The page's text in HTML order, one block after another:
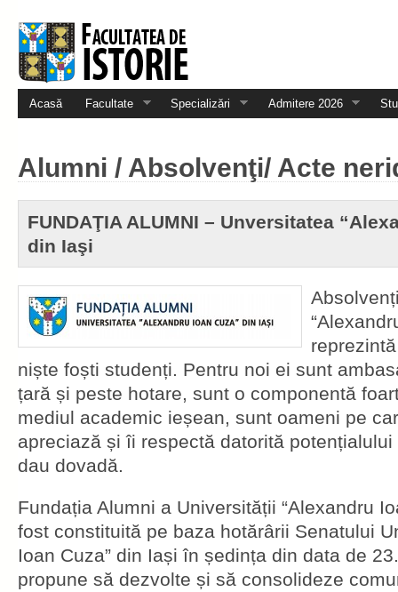
Acasă Facultate Specializări Admitere 2026
Alumni / Absolvenţi/ Acte
FUNDAŢIA ALUMNI – Unversitatea
din Iaşi
niște foști studenți. Pentru noi ei sunt
țară și peste hotare, sunt o componentă
mediul academic ieșean, sunt oameni pe
apreciază și îi respectă datorită
dau dovadă.
Fundația Alumni a Universității “Alexandru
fost constituită pe baza hotărârii Senatului
Ioan Cuza” din Iași în ședința din data de
propune să dezvolte și să consolideze